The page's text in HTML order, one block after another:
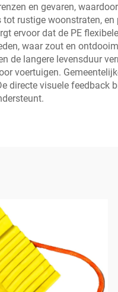
en gevaren,
rustige woonstraten,
ervoor dat de PE
waar zout en
de langere levensduur
voertuigen.
directe visuele